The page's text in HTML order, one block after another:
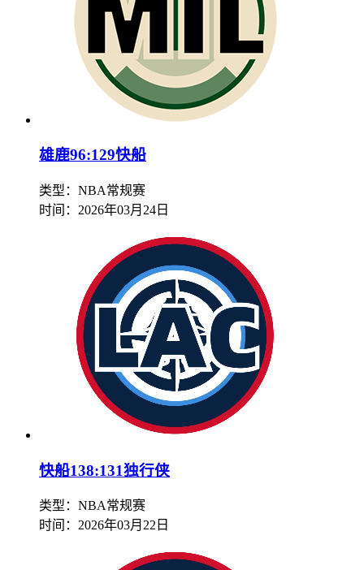
雄鹿96:129快船
类型：NBA常规赛
时间： 2026年03月24日
快船138:131独行侠
类型：NBA常规赛
时间： 2026年03月22日